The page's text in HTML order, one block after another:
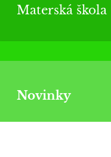
Materská
Novinky